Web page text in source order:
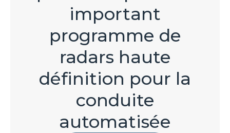
important
programme de
radars haute
définition pour la
conduite
automatisée